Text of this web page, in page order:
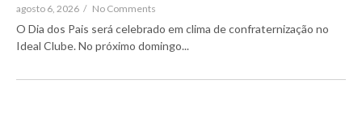
agosto 6, 2026 / No Comments
O Dia dos Pais será celebrado em clima de confraternização no
Ideal Clube. No próximo domingo...